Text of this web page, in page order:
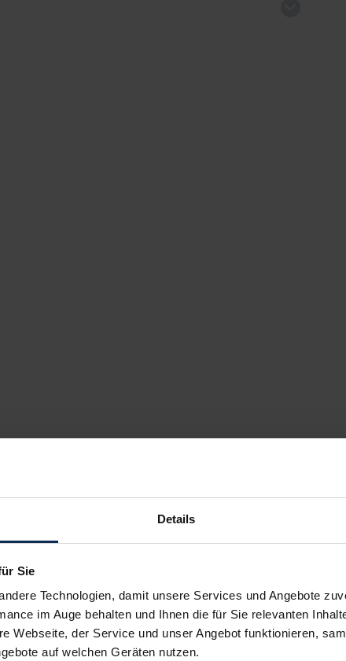
Details
Sie
Technologien, damit unsere Services und Angebote
im Auge behalten und Ihnen die für Sie relevanten
Webseite, der Service und unser Angebot funktionieren,
auf welchen Geräten nutzen.